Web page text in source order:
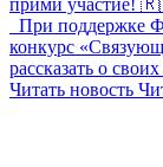
При поддержке
конкурс
рассказать о
Читать новость